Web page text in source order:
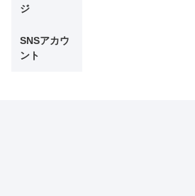
ジ
SNSアカウ
ント